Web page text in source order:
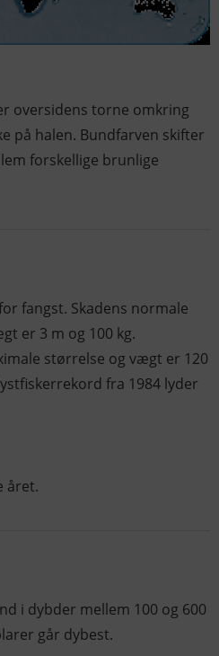
oversidens torne omkring
på halen. Bundfarven skifter
forskellige brunlige
fangst. Skadens normale
er 3 m og 100 kg.
størrelse og vægt er 120
fra 1984 lyder
året.
i dybder mellem 100 og 600
går dybest.